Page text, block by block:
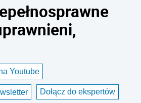
Youtube
Dołącz do ekspertów